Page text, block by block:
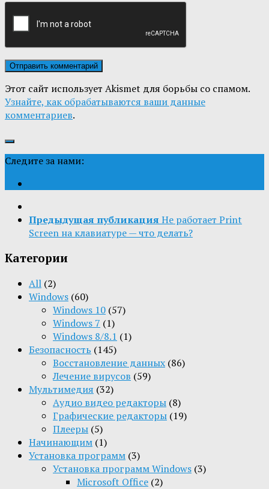
Этот сайт использует Akismet для борьбы со спамом.
Узнайте, как обрабатываются ваши данные
комментариев.
Следите за нами:
Предыдущая публикация Не работает Print
Screen на клавиатуре — что делать?
Категории
All (2)
Windows (60)
Windows 10 (57)
Windows 7 (1)
Windows 8/8.1 (1)
Безопасность (145)
Восстановление данных (86)
Лечение вирусов (59)
Мультимедия (32)
Aудио видео редакторы (8)
Графические редакторы (19)
Плееры (5)
Начинающим (1)
Установка программ (3)
Установка программ Windows (3)
Microsoft Office (2)